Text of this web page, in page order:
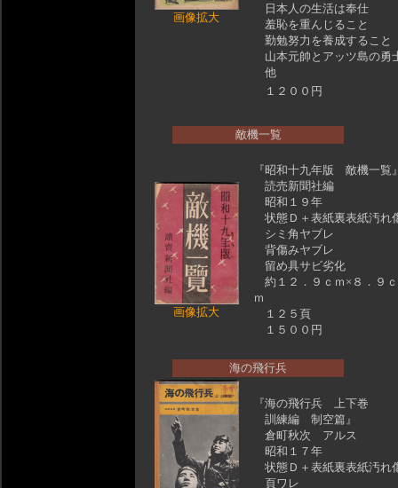
画像拡大
日本人の生活は奉仕
羞恥を重んじること
勤勉努力を養成すること
山本元帥とアッツ島の
他
１２００円
敵機一覧
画像拡大
『昭和十九年版 敵機一覧
読売新聞社編
昭和１９年
状態Ｄ＋表紙裏表紙汚れ
シミ角ヤブレ
背傷みヤブレ
留め具サビ劣化
約１２．９ｃｍ×８．９ｃ
ｍ
１２５頁
１５００円
海の飛行兵
『海の飛行兵 上下巻
訓練編 制空篇』
倉町秋次 アルス
昭和１７年
状態Ｄ＋表紙裏表紙汚れ
頁ワレ